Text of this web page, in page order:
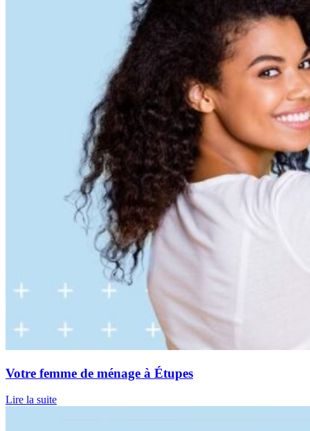
Votre femme de ménage à Étupes
Lire la suite